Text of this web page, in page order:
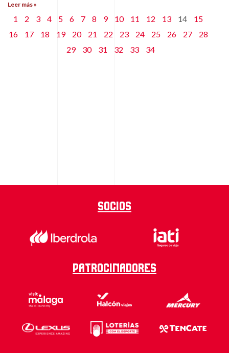
Leer más »
1 2 3 4 5 6 7 8 9 10 11 12 13 14
15
16
17 18 19 20 21 22 23 24 25 26 27
28
29
30 31 32 33 34
Socios
Patrocinadores